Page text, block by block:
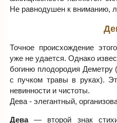
Не равнодушен к вниманию,
Точное происхождение
уже не удается. Однако
богиню плодородия Деметру
с пучком травы в руках).
невинности и чистоты.
Дева - элегантный,
Дева— второй знак